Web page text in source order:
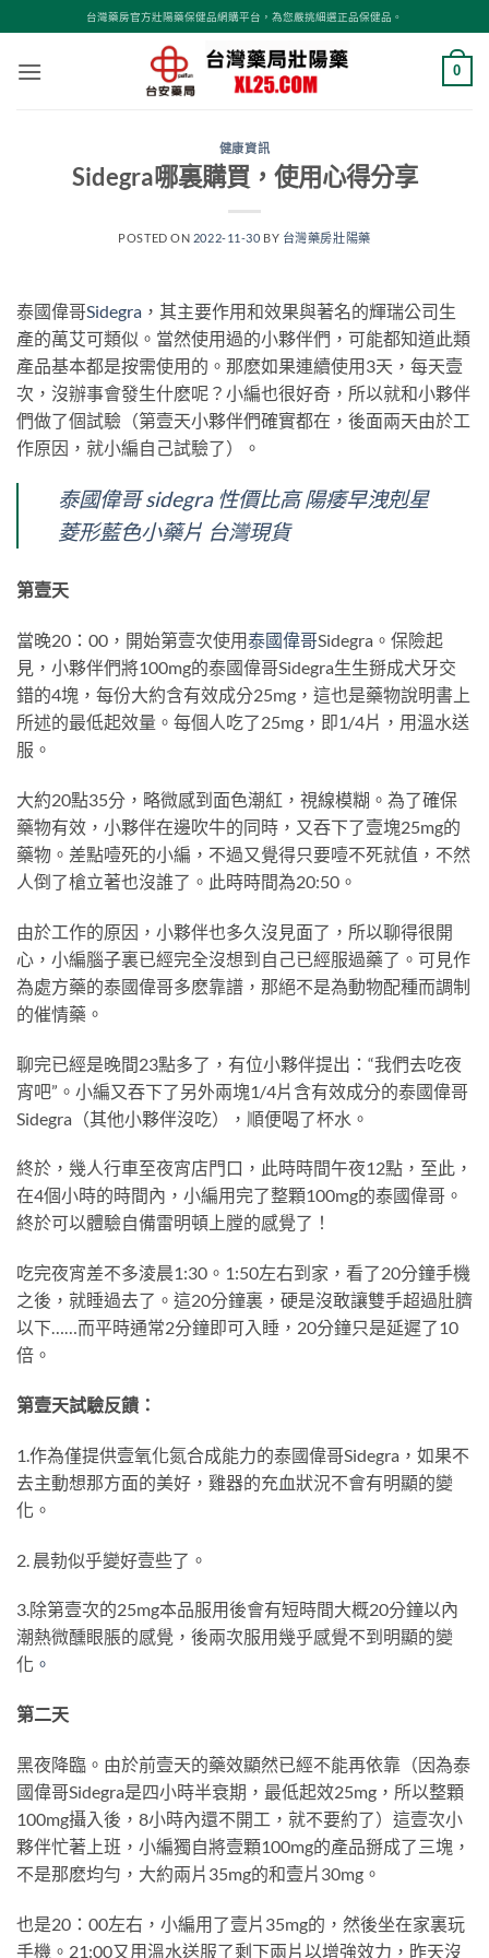
轉
台灣藥房官方壯陽藥保健品網購平台，為您嚴挑細選正品保健品。
0
健康資訊
Sidegra哪裏購買，使用心得分享
POSTED ON 2022-11-30 BY 台灣藥房壯陽藥
泰國偉哥Sidegra ，其主要作用和效果與著名的輝瑞公司生
產的萬艾可類似。當然使用過的小夥伴們，可能都知道此類
產品基本都是按需使用的。那麽如果連續使用3天，每天壹
次，沒辦事會發生什麽呢？小編也很好奇，所以就和小夥伴
們做了個試驗（第壹天小夥伴們確實都在，後面兩天由於工
作原因，就小編自己試驗了）。
泰國偉哥 sidegra 性價比高 陽痿早洩剋星
菱形藍色小藥片 台灣現貨
第壹天
當晚20：00，開始第壹次使用泰國偉哥Sidegra。保險起
見，小夥伴們將100mg的泰國偉哥Sidegra生生掰成犬牙交
錯的4塊，每份大約含有效成分25mg，這也是藥物說明書上
所述的最低起效量。每個人吃了25mg，即1/4片，用溫水送
服。
大約20點35分，略微感到面色潮紅，視線模糊。為了確保
藥物有效，小夥伴在邊吹牛的同時，又吞下了壹塊25mg的
藥物。差點噎死的小編，不過又覺得只要噎不死就值，不然
人倒了槍立著也沒誰了。此時時間為20:50。
由於工作的原因，小夥伴也多久沒見面了，所以聊得很開
心，小編腦子裏已經完全沒想到自己已經服過藥了。可見作
為處方藥的泰國偉哥多麽靠譜，那絕不是為動物配種而調制
的催情藥。
聊完已經是晚間23點多了，有位小夥伴提出：“我們去吃夜
宵吧”。小編又吞下了另外兩塊1/4片含有效成分的泰國偉哥
Sidegra（其他小夥伴沒吃），順便喝了杯水。
終於，幾人行車至夜宵店門口，此時時間午夜12點，至此，
在4個小時的時間內，小編用完了整顆100mg的泰國偉哥。
終於可以體驗自備雷明頓上膛的感覺了！
吃完夜宵差不多淩晨1:30。1:50左右到家，看了20分鐘手機
之後，就睡過去了。這20分鐘裏，硬是沒敢讓雙手超過肚臍
以下……而平時通常2分鐘即可入睡，20分鐘只是延遲了10
倍。
第壹天試驗反饋：
1.作為僅提供壹氧化氮合成能力的泰國偉哥Sidegra，如果不
去主動想那方面的美好，雞器的充血狀況不會有明顯的變
化。
2. 晨勃似乎變好壹些了。
3.除第壹次的25mg本品服用後會有短時間大概20分鐘以內
潮熱微醺眼脹的感覺，後兩次服用幾乎感覺不到明顯的變
化 。
第二天
黑夜降臨。由於前壹天的藥效顯然已經不能再依靠（因為泰
國偉哥Sidegra是四小時半衰期，最低起效25mg，所以整顆
100mg攝入後，8小時內還不開工，就不要約了）這壹次小
夥伴忙著上班，小編獨自將壹顆100mg的產品掰成了三塊，
不是那麽均勻，大約兩片35mg的和壹片30mg。
也是20：00左右，小編用了壹片35mg的，然後坐在家裏玩
手機。21:00又用溫水送服了剩下兩片以增強效力，昨天沒